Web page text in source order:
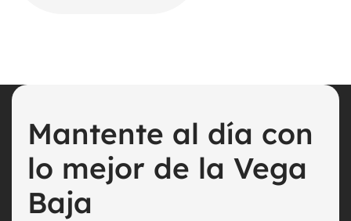
Mantente al día con
lo mejor de la Vega
Baja